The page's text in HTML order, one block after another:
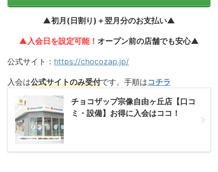
▲初月(日割り)＋翌月分のお支払い▲
▲入会日を設定可能！ オープン前の店舗でも安心▲
公式サイト： https://chocozap.jp/
入会は公式サイトのみ受付です。手順はコチラ
チョコザップ宗像自由ヶ丘店【口コ
ミ・設備】お得に入会はココ！